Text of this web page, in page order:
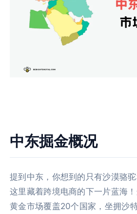
中东掘金概况
提到中东，你想到的只有沙漠骆
这里藏着跨境电商的下一片蓝海
黄金市场覆盖20个国家，坐拥沙